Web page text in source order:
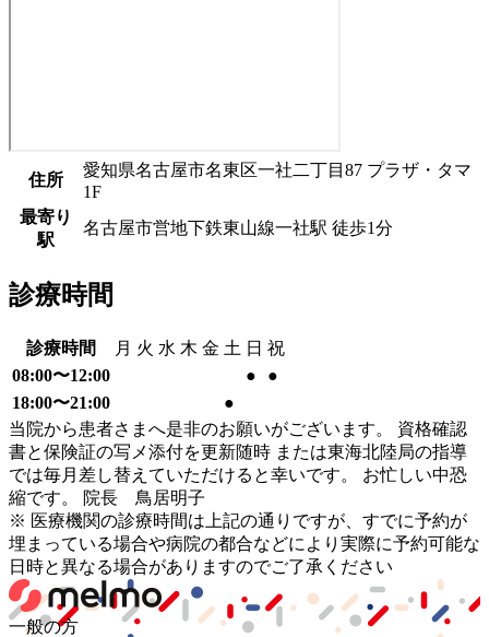
住所
愛知県名古屋市名東区一社二丁目87 プラザ・タマ
1F
最寄り
駅
名古屋市営地下鉄東山線一社駅 徒歩1分
診療時間
診療時間 月 火 水 木 金 土 日 祝
08:00〜12:00
●
●
18:00〜21:00
●
当院から患者さまへ是非のお願いがございます。 資格確認
書と保険証の写メ添付を更新随時 または東海北陸局の指導
では毎月差し替えていただけると幸いです。 お忙しい中恐
縮です。 院長 鳥居明子
※ 医療機関の診療時間は上記の通りですが、すでに予約が
埋まっている場合や病院の都合などにより実際に予約可能な
日時と異なる場合がありますのでご了承ください
一般の方